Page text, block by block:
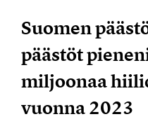
Suomen
päästöt
miljoonaa
vuonna 2023